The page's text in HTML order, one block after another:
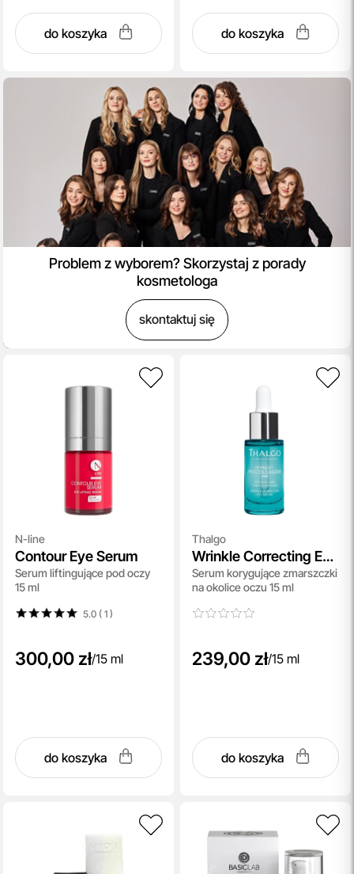
do koszyka do koszyka
Problem z wyborem? Skorzystaj z porady
kosmetologa
skontaktuj się
N-line
Contour Eye Serum
Serum liftingujące pod oczy
15 ml
5.0 ( 1)
300,00 zł/15 ml
do koszyka
Thalgo
Wrinkle Correcting Eye
Serum
Serum korygujące zmarszczki
na okolice oczu 15 ml
239,00 zł/15 ml
do koszyka